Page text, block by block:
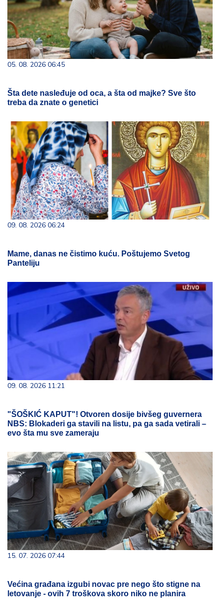
05. 08. 2026 06:45
Šta dete nasleđuje od oca, a šta od majke? Sve što
treba da znate o genetici
09. 08. 2026 06:24
Mame, danas ne čistimo kuću. Poštujemo Svetog
Panteliju
09. 08. 2026 11:21
"ŠOŠKIĆ KAPUT"! Otvoren dosije bivšeg guvernera
NBS: Blokaderi ga stavili na listu, pa ga sada vetirali –
evo šta mu sve zameraju
15. 07. 2026 07:44
Većina građana izgubi novac pre nego što stigne na
letovanje - ovih 7 troškova skoro niko ne planira